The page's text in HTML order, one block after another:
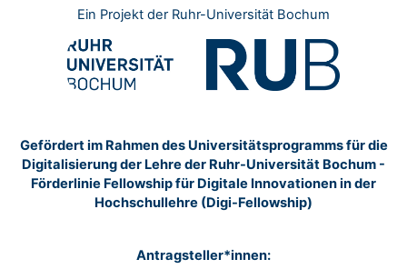
Ein Projekt der Ruhr-Universität Bochum
Gefördert im Rahmen des Universitätsprogramms für die
Digitalisierung der Lehre der Ruhr-Universität Bochum -
Förderlinie Fellowship für Digitale Innovationen in der
Hochschullehre (Digi-Fellowship)
Antragsteller*innen: